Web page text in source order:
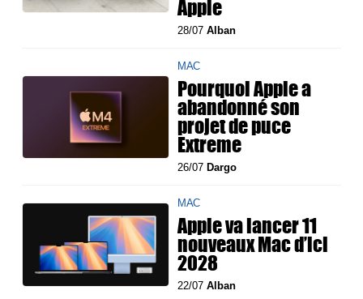
Apple
28/07Alban
MAC
Pourquoi Apple a
abandonné son
projet de puce
Extreme
26/07 Dargo
MAC
Apple va lancer 11
nouveaux Mac d’ici
2028
22/07Alban